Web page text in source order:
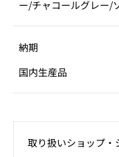
ー/チャコールグレー/
納期
国内生産品
取り扱いショップ‧